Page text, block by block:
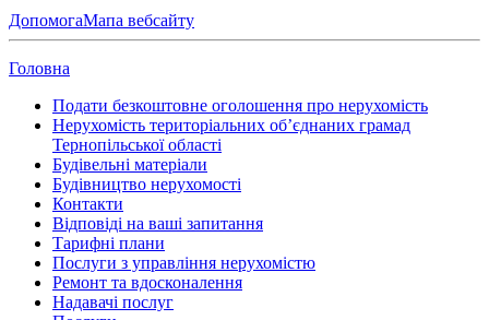
ДопомогаМапа вебсайту
Головна
Подати безкоштовне оголошення про нерухомість
Нерухомість територіальних об’єднаних грамад
Тернопільської області
Будівельні матеріали
Будівництво нерухомості
Контакти
Відповіді на ваші запитання
Тарифні плани
Послуги з управління нерухомістю
Ремонт та вдосконалення
Надавачі послуг